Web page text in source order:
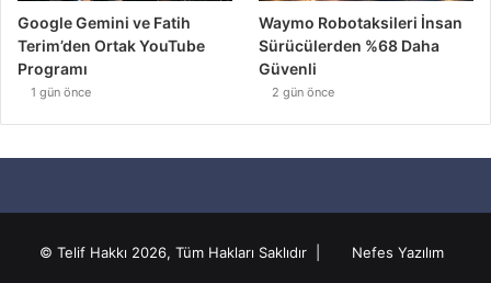
Google Gemini ve Fatih
Terim’den Ortak YouTube
Programı
1 gün önce
Waymo Robotaksileri İnsan
Sürücülerden %68 Daha
Güvenli
2 gün önce
© Telif Hakkı 2026, Tüm Hakları Saklıdır | Nefes Yazılım